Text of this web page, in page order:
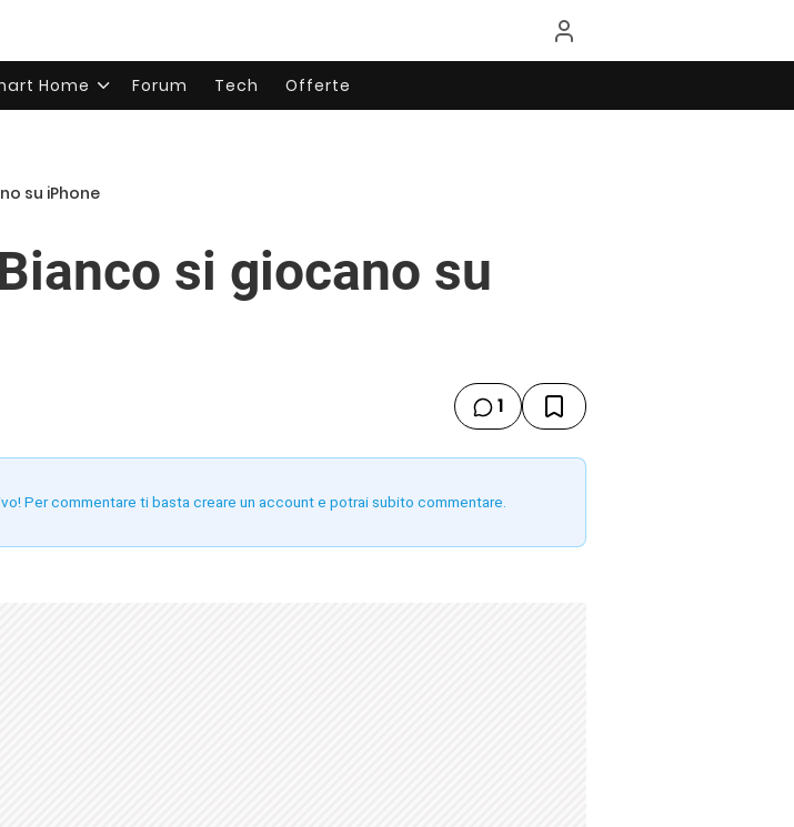
Home Forum Tech Offerte
su iPhone
si giocano su
1
Per commentare ti basta creare un account e potrai subito commentare.